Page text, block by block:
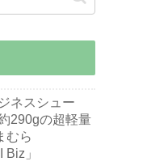
ネスシュー
290gの超軽量
むら
Biz」